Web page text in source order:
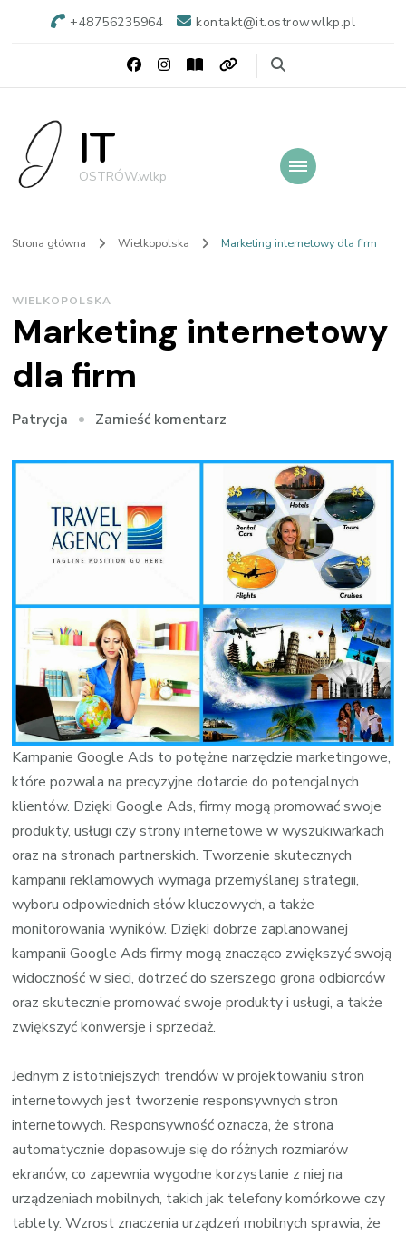
+48756235964 kontakt@it.ostrowwlkp.pl
IT
OSTRÓW.wlkp
Strona główna Wielkopolska Marketing internetowy dla firm
WIELKOPOLSKA
Marketing internetowy
dla firm
Patrycja Zamieść komentarz
Marketing
internetowy
dla
firm
Kampanie Google Ads to potężne narzędzie marketingowe,
które pozwala na precyzyjne dotarcie do potencjalnych
klientów. Dzięki Google Ads, firmy mogą promować swoje
produkty, usługi czy strony internetowe w wyszukiwarkach
oraz na stronach partnerskich. Tworzenie skutecznych
kampanii reklamowych wymaga przemyślanej strategii,
wyboru odpowiednich słów kluczowych, a także
monitorowania wyników. Dzięki dobrze zaplanowanej
kampanii Google Ads firmy mogą znacząco zwiększyć swoją
widoczność w sieci, dotrzeć do szerszego grona odbiorców
oraz skutecznie promować swoje produkty i usługi, a także
zwiększyć konwersje i sprzedaż.
Jednym z istotniejszych trendów w projektowaniu stron
internetowych jest tworzenie responsywnych stron
internetowych. Responsywność oznacza, że strona
automatycznie dopasowuje się do różnych rozmiarów
ekranów, co zapewnia wygodne korzystanie z niej na
urządzeniach mobilnych, takich jak telefony komórkowe czy
tablety. Wzrost znaczenia urządzeń mobilnych sprawia, że